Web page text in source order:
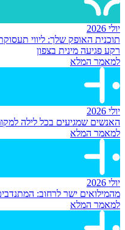
יולי 2026
תוכנית האופק שלך: ליווי
רקע פגיעה מינית בצפון
למאמר המלא
יולי 2026
האנשים שמגיעים בכל לילה
למאמר המלא
יולי 2026
מהמילואים ישר לרחוב:
למאמר המלא